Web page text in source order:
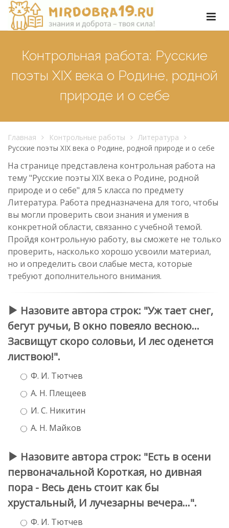
Контрольная работа: Русские
поэты XIX века о Родине, родной
природе и о себе
Главная Контрольные работы
Литература
Русские поэты XIX века о Родине, родной природе и о себе
На странице представлена контрольная работа на
тему "Русские поэты XIX века о Родине, родной
природе и о себе" для 5 класса по предмету
Литература. Работа предназначена для того, чтобы
вы могли проверить свои знания и умения в
конкретной области, связанно с учебной темой.
Пройдя контрольную работу, вы сможете не только
проверить, насколько хорошо усвоили материал,
но и определить свои слабые места, которые
требуют дополнительного внимания.
Назовите автора строк: "Уж тает снег,
бегут ручьи, В окно повеяло весною...
Засвищут скоро соловьи, И лес оденется
листвою!".
Ф. И. Тютчев
А. Н. Плещеев
И. С. Никитин
А. Н. Майков
Назовите автора строк: "Есть в осени
первоначальной Короткая, но дивная
пора - Весь день стоит как бы
хрустальный, И лучезарны вечера...".
Ф. И. Тютчев